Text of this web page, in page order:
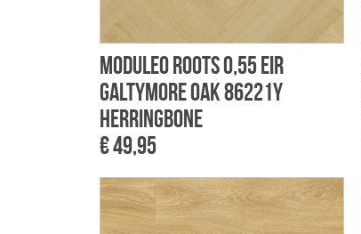
Moduleo Roots 0,55 EIR
Galtymore Oak 86221Y
Herringbone
€ 49,95